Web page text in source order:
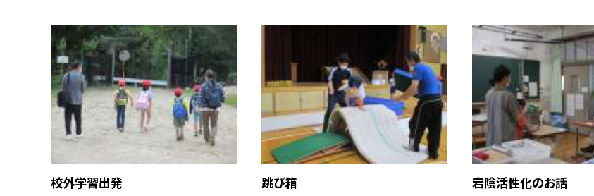
校外学習出発 跳び箱 宕陰活性化のお話